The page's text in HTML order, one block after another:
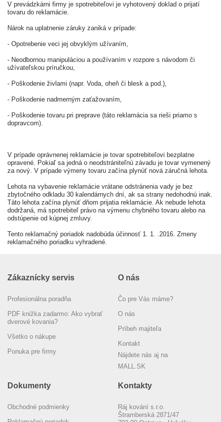
V prevádzkárni firmy je spotrebiteľovi je vyhotovený doklad o prijatí
tovaru do reklamácie.
Nárok na uplatnenie záruky zaniká v prípade:
- Opotrebenie veci jej obvyklým užívaním,
- Neodbornou manipuláciou a používaním v rozpore s návodom či
užívateľskou príručkou,
- Poškodenie živlami (napr. Voda, oheň či blesk a pod.),
- Poškodenie nadmerným zaťažovaním,
- Poškodenie tovaru pri preprave (táto reklamácia sa rieši priamo s
dopravcom).
V prípade oprávnenej reklamácie je tovar spotrebiteľovi bezplatne
opravené. Pokiaľ sa jedná o neodstrániteľnú závadu je tovar vymenený
za nový. V prípade výmeny tovaru začína plynúť nová záručná lehota.
Lehota na vybavenie reklamácie vrátane odstránenia vady je bez
zbytočného odkladu 30 kalendárnych dní, ak sa strany nedohodnú inak.
Táto lehota začína plynúť dňom prijatia reklamácie. Ak nebude lehota
dodržaná, má spotrebiteľ právo na výmenu chybného tovaru alebo na
odstúpenie od kúpnej zmluvy.
Tento reklamačný poriadok nadobúda účinnosť 1. 1. .2016. Zmeny
reklamačného poriadku vyhradené.
Zákaznícky servis
Profesionálna poradňa
PDF knižka zadarmo: Ako vybrať
dverové kovania?
Všetko o nákupe
Ponuka pre firmy
O nás
Čo pre Vás máme?
O nás
Príbeh majiteľa
Kontakt
Nájdete nás aj na
MALL.SK
Dokumenty
Obchodné podmienky
Kontakty
Ráj kování s.r.o.
Štramberská 2871/47